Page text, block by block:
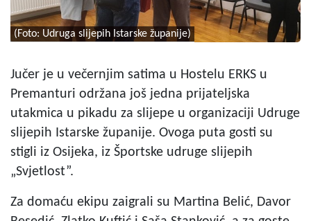
(Foto: Udruga slijepih Istarske županije)
Jučer je u večernjim satima u Hostelu ERKS u
Premanturi održana još jedna prijateljska
utakmica u pikadu za slijepe u organizaciji Udruge
slijepih Istarske županije. Ovoga puta gosti su
stigli iz Osijeka, iz Športske udruge slijepih
„Svjetlost”.
Za domaću ekipu zaigrali su Martina Belić, Davor